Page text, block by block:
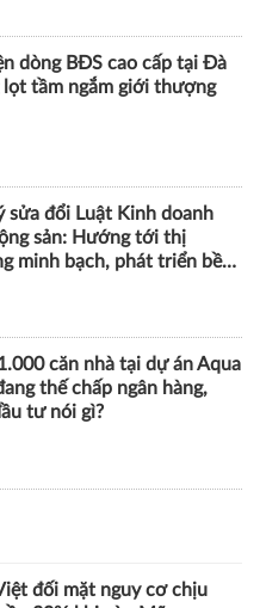
thương mại SOHO tại
City: Nơi bản sắc giao
song hành nhịp sống toàn
dòng BĐS cao cấp tại Đà
lọt tầm ngắm giới thượng
sửa đổi Luật Kinh doanh
sản: Hướng tới thị
minh bạch, phát triển bền